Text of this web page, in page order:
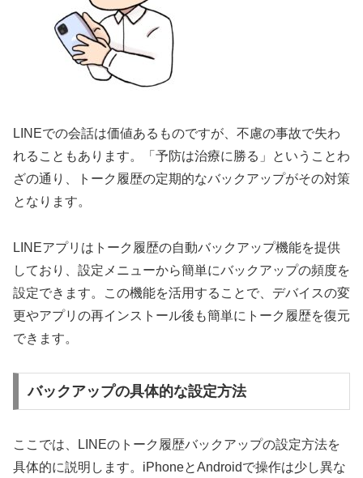
LINEでの会話は価値あるものですが、不慮の事故で失わ
れることもあります。「予防は治療に勝る」ということわ
ざの通り、トーク履歴の定期的なバックアップがその対策
となります。
LINEアプリはトーク履歴の自動バックアップ機能を提供
しており、設定メニューから簡単にバックアップの頻度を
設定できます。この機能を活用することで、デバイスの変
更やアプリの再インストール後も簡単にトーク履歴を復元
できます。
バックアップの具体的な設定方法
ここでは、LINEのトーク履歴バックアップの設定方法を
具体的に説明します。iPhoneとAndroidで操作は少し異な